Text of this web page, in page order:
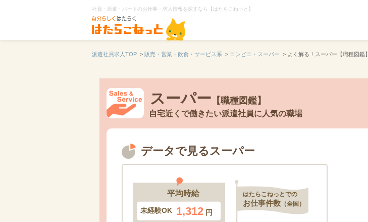
社員・派遣・パートのお仕事・求人情報を探すなら【はたらこねっと】
派遣社員求人TOP > 販売・営業・飲食・サービス系 > コンビニ・スーパー > よく解る！スーパー【職種図鑑】
スーパー 【職種図鑑】
自宅近くで働きたい派遣社員に人気の職場
データで見るスーパー
平均時給
未経験OK 1,312 円
はたらこねっとでの
お仕事件数 （全国）